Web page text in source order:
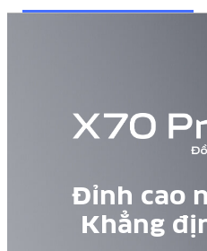
Đỉnh cao
Khẳng